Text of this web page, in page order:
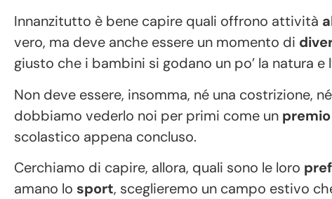
Innanzitutto è bene capire quali offrono attività
vero, ma deve anche essere un momento di
giusto che i bambini si godano un po’ la natura e
Non deve essere, insomma, né una costrizione,
dobbiamo vederlo noi per primi come un premio
scolastico appena concluso.
Cerchiamo di capire, allora, quali sono le loro
amano lo sport, sceglieremo un campo estivo